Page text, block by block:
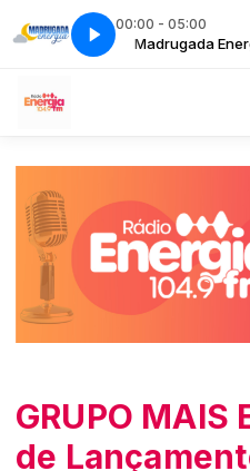
00:00 - 05:00
Madrugada
GRUPO MAIS
de